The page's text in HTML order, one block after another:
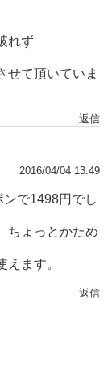
れず
せて頂いていま
返信
2016/04/04 13:49
で1498円でし
ちょっとかため
ます。
返信